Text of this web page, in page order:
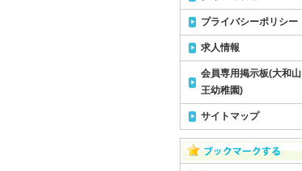
プライバシーポリシー
求人情報
会員専用掲示板(大和山
王幼稚園)
サイトマップ